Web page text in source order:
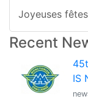
Joyeuses
Recent
IS